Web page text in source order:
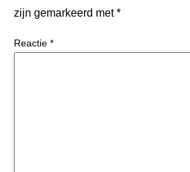
zijn gemarkeerd met*
Reactie *